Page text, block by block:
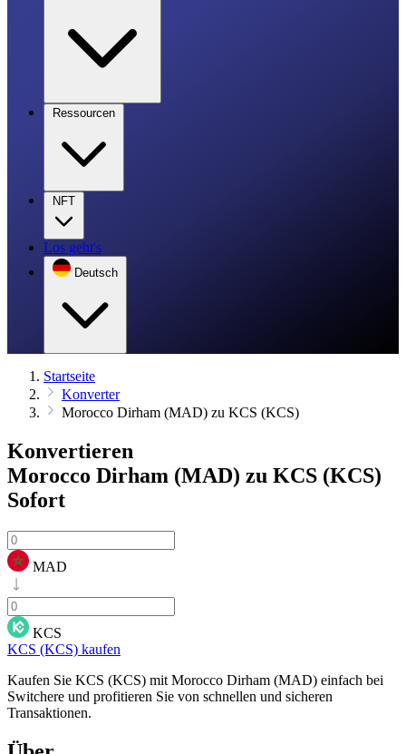
Ressourcen
NFT
Los geht's
Deutsch
Startseite
Konverter
Morocco Dirham (MAD) zu KCS (KCS)
Konvertieren
Morocco Dirham (MAD) zu KCS (KCS)
Sofort
MAD
KCS
KCS (KCS) kaufen
Kaufen Sie KCS (KCS) mit Morocco Dirham (MAD) einfach bei
Switchere und profitieren Sie von schnellen und sicheren
Transaktionen.